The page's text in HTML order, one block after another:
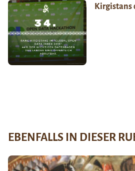
Kirgistans
EBENFALLS IN DIESER